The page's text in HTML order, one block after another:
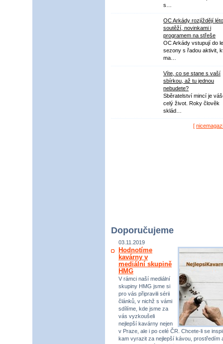
s…
OC Arkády rozjíždějí léto
soutěží, novinkami i
programem na střeše
OC Arkády vstupují do
sezony s řadou aktivit,
ma…
Víte, co se stane s vaší
sbírkou, až tu jednou
nebudete?
Sběratelství mincí je
celý život. Roky člověk
sklád…
[
Doporučujeme
03.11.2019
Hodnotíme
kavárny v
mediální skupině
HMG
V rámci naší mediální
skupiny HMG jsme si
pro vás připravili sérii
článků, v nichž s vámi
sdílíme, kde jsme za
vás vyzkoušeli
nejlepší kavárny nejen
v Praze, ale i po celé ČR. Chcete-li se
kam vyrazit za nejlepší kávou, prostředím